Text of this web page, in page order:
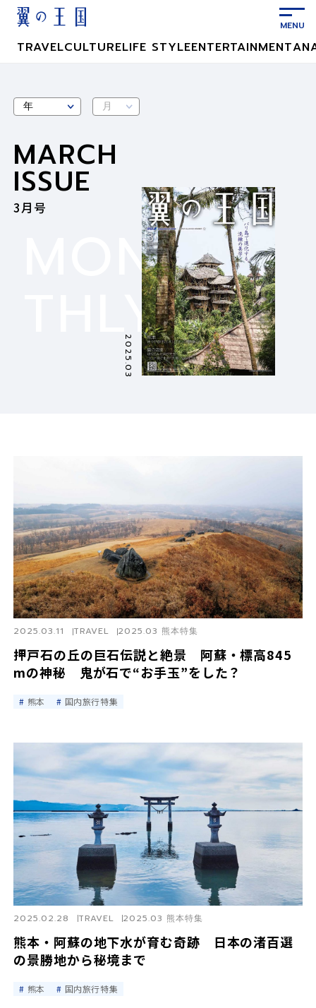
TRAVELCULTURELIFE STYLEENTERTAINMENT
3月号
MARCH
ISSUE
2025.03
押戸石の丘の巨石伝説と絶景 阿蘇・標高845
mの神秘 鬼が石で“お手玉”をした？
2025.03.11 TRAVEL 2025.03 熊本特集
熊本 国内旅行特集
熊本・阿蘇の地下水が育む奇跡 日本の渚百選
の景勝地から秘境まで
2025.02.28 TRAVEL 2025.03 熊本特集
熊本 国内旅行特集